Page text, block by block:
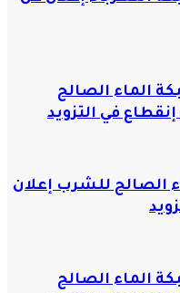
الماء الصالح
في التزويد
الصالح للشرب إعلان
الماء الصالح